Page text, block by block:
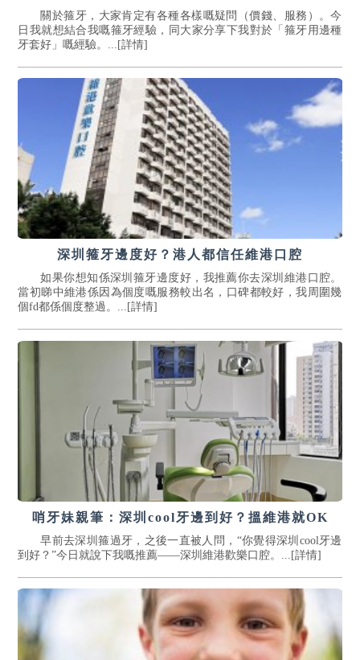
關於箍牙，大家肯定有各種各樣嘅疑問（價錢、服務）。今
日我就想結合我嘅箍牙經驗，同大家分享下我對於「箍牙用邊種
牙套好」嘅經驗。...[詳情]
深圳箍牙邊度好？港人都信任維港口腔
如果你想知係深圳箍牙邊度好，我推薦你去深圳維港口腔。
當初睇中維港係因為個度嘅服務較出名，口碑都較好，我周圍幾
個fd都係個度整過。...[詳情]
哨牙妹親筆：深圳cool牙邊到好？搵維港就OK
早前去深圳箍過牙，之後一直被人問，“你覺得深圳cool牙邊
到好？”今日就說下我嘅推薦——深圳維港歡樂口腔。...[詳情]